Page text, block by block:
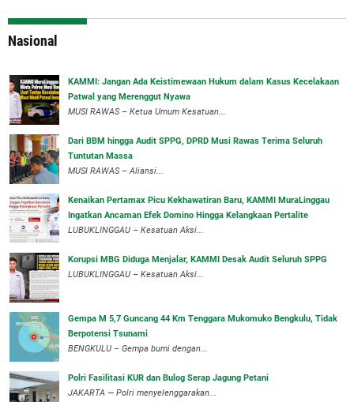
Nasional
‎KAMMI: Jangan Ada Keistimewaan Hukum dalam Kasus Kecelakaan
Patwal yang Merenggut Nyawa
‎MUSI RAWAS – Ketua Umum Kesatuan...
Dari BBM hingga Audit SPPG, DPRD Musi Rawas Terima Seluruh
Tuntutan Massa
MUSI RAWAS – Aliansi...
‎Kenaikan Pertamax Picu Kekhawatiran Baru, KAMMI MuraLinggau
Ingatkan Ancaman Efek Domino Hingga Kelangkaan Pertalite
‎LUBUKLINGGAU – Kesatuan Aksi...
Korupsi MBG Diduga Menjalar, KAMMI Desak Audit Seluruh SPPG
‎LUBUKLINGGAU – Kesatuan Aksi...
Gempa M 5,7 Guncang 44 Km Tenggara Mukomuko Bengkulu, Tidak
Berpotensi Tsunami
BENGKULU – Gempa bumi dengan...
Polri Fasilitasi KUR dan Bulog Serap Jagung Petani
JAKARTA — Polri menyelenggarakan...